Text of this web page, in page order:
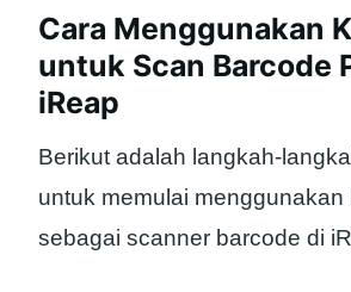
Cara Menggunakan
untuk Scan Barcode
iReap
Berikut adalah langkah-
untuk memulai menggunakan
sebagai scanner barcode di